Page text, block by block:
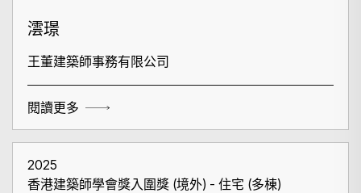
澐璟
王董建築師事務有限公司
閱讀更多
2025
香港建築師學會獎入圍獎 (境外) - 住宅 (多棟)